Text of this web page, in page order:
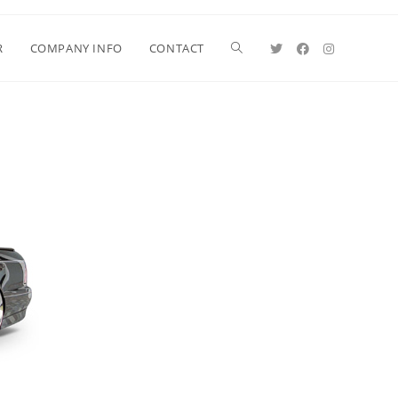
COMPANY INFO CONTACT